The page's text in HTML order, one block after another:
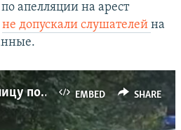
апелляции на арест
не допускали слушателей на
EMBED SHARE
В Симферополе полиция задержала слушательницу по делу Наримана Джеляла (видео)